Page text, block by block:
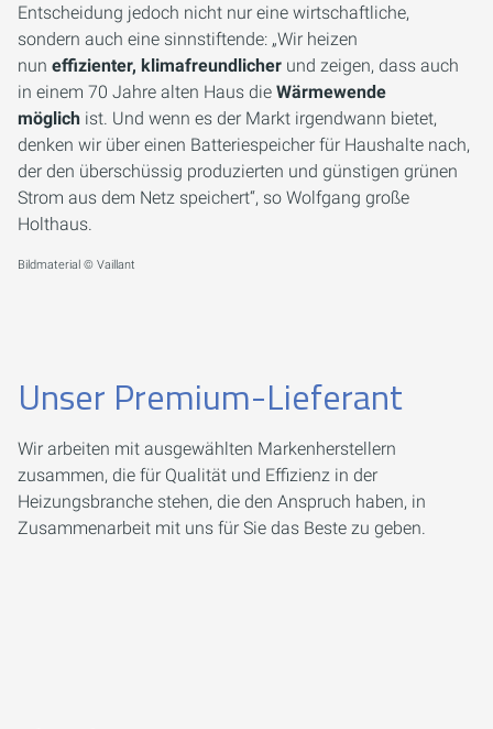
Entscheidung jedoch nicht nur eine wirtschaftliche,
sondern auch eine sinnstiftende: „Wir heizen
nun effizienter, klimafreundlicher und zeigen, dass auch
in einem 70 Jahre alten Haus die Wärmewende
möglich ist. Und wenn es der Markt irgendwann bietet,
denken wir über einen Batteriespeicher für Haushalte nach,
der den überschüssig produzierten und günstigen grünen
Strom aus dem Netz speichert“, so Wolfgang große
Holthaus.
Bildmaterial © Vaillant
Unser Premium-Lieferant
Wir arbeiten mit ausgewählten Markenherstellern
zusammen, die für Qualität und Effizienz in der
Heizungsbranche stehen, die den Anspruch haben, in
Zusammenarbeit mit uns für Sie das Beste zu geben.